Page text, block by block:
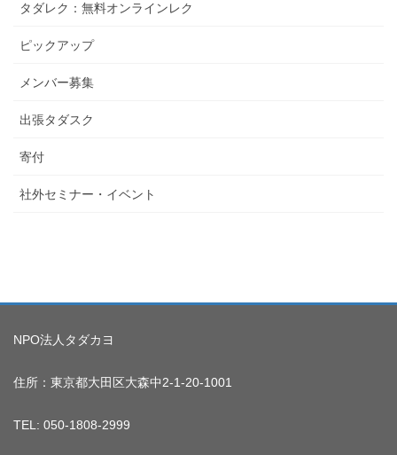
タダレク：無料オンラインレク
ピックアップ
メンバー募集
出張タダスク
寄付
社外セミナー・イベント
NPO法人タダカヨ
住所：東京都大田区大森中2-1-20-1001
TEL: 050-1808-2999